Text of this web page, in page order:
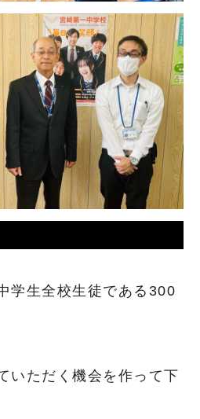
学生全校生徒である300
いただく機会を作って下